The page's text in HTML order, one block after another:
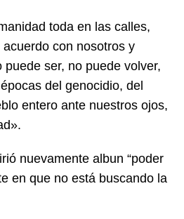
toda en las calles,
con nosotros y
ser, no puede volver,
del genocidio, del
entero ante nuestros ojos,
nuevamente albun “poder
en que no está buscando la